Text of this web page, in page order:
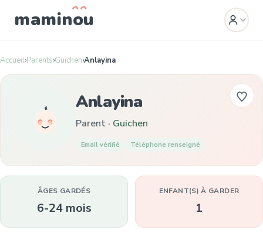
maminou
Accueil›Parents›Guichen›Anlayina
Anlayina
Parent · Guichen
Email vérifié Téléphone renseigné
ÂGES GARDÉS
6-24 mois
ENFANT(S) À GARDER
1